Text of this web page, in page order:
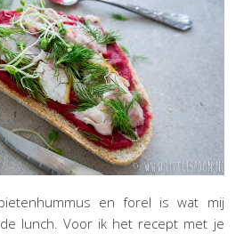
en forel is wat mij
lunch. Voor ik het recept met je